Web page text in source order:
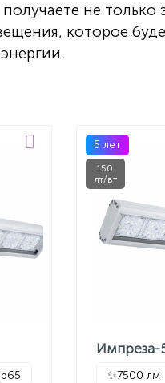
не только
которое
ip65
5 лет
150
лт/вт
Импреза-
✨7500 лм